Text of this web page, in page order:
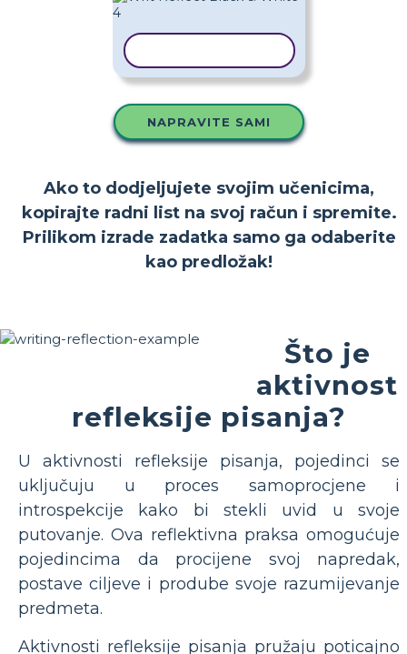
NAPRAVITE SAMI
Ako to dodjeljujete svojim učenicima,
kopirajte radni list na svoj račun i spremite.
Prilikom izrade zadatka samo ga odaberite
kao predložak!
Što je
aktivnost
refleksije pisanja?
U aktivnosti refleksije pisanja, pojedinci se
uključuju u proces samoprocjene i
introspekcije kako bi stekli uvid u svoje
putovanje. Ova reflektivna praksa omogućuje
pojedincima da procijene svoj napredak,
postave ciljeve i prodube svoje razumijevanje
predmeta.
Aktivnosti refleksije pisanja pružaju poticajno